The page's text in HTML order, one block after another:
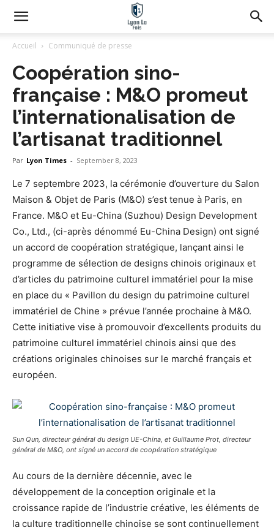
Accueil Communiqué de presse
Coopération sino-
française : M&O promeut
l’internationalisation de
l’artisanat traditionnel
Par Lyon Times - September 8, 2023
Le 7 septembre 2023, la cérémonie d’ouverture du Salon
Maison & Objet de Paris (M&O) s’est tenue à Paris, en
France. M&O et Eu-China (Suzhou) Design Development
Co., Ltd., (ci-après dénommé Eu-China Design) ont signé
un accord de coopération stratégique, lançant ainsi le
programme de sélection de designs chinois originaux et
d’articles du patrimoine culturel immatériel pour la mise
en place du « Pavillon du design du patrimoine culturel
immatériel de Chine » prévue l’année prochaine à M&O.
Cette initiative vise à promouvoir d’excellents produits du
patrimoine culturel immatériel chinois ainsi que des
créations originales chinoises sur le marché français et
européen.
Sun Qun, directeur général du design UE-China, et Guillaume Prot, directeur
général de M&O, ont signé un accord de coopération stratégique
Au cours de la dernière décennie, avec le
développement de la conception originale et la
croissance rapide de l’industrie créative, les éléments de
la culture traditionnelle chinoise se sont continuellement